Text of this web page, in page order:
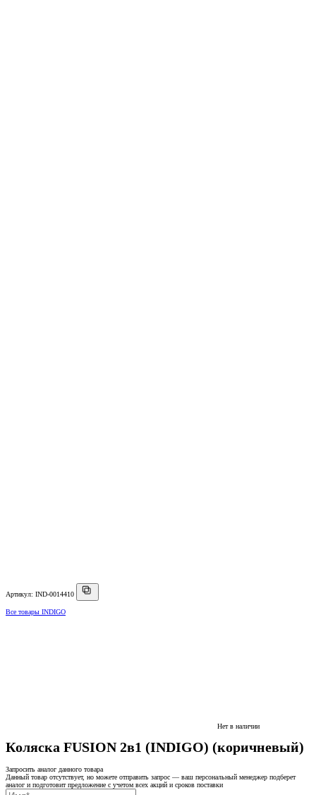
Артикул: IND-0014410
Все товары INDIGO
Нет в наличии
Коляска FUSION 2в1 (INDIGO) (коричневый)
Запросить аналог данного товара
Данный товар отсутствует, но можете отправить запрос — ваш персональный менеджер подберет
аналог и подготовит предложение с учетом всех акций и сроков поставки